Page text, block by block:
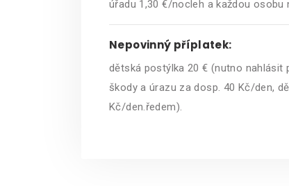
úřadu 1,30 €/nocleh a každou
Nepovinný příplatek:
dětská postýlka 20 € (nutno
škody a úrazu za dosp. 40 Kč/den,
Kč/den.ředem).